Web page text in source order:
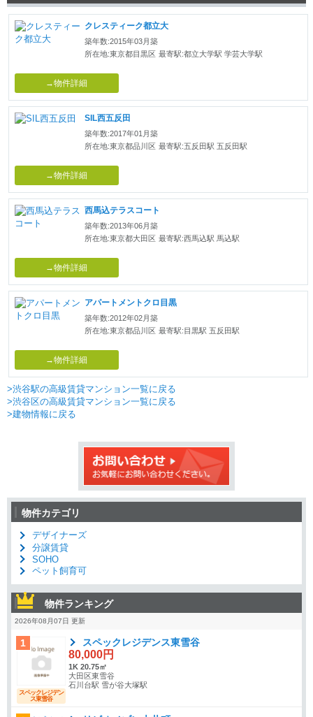
クレスティーク都立大
築年数:2015年03月築
所在地:東京都目黒区 最寄駅:都立大学駅 学芸大学駅
→物件詳細
SIL西五反田
築年数:2017年01月築
所在地:東京都品川区 最寄駅:五反田駅 五反田駅
→物件詳細
西馬込テラスコート
築年数:2013年06月築
所在地:東京都大田区 最寄駅:西馬込駅 馬込駅
→物件詳細
アパートメントクロ目黒
築年数:2012年02月築
所在地:東京都品川区 最寄駅:目黒駅 五反田駅
→物件詳細
>渋谷駅の高級賃貸マンション一覧に戻る
>渋谷区の高級賃貸マンション一覧に戻る
>建物情報に戻る
物件カテゴリ
デザイナーズ
分譲賃貸
SOHO
ペット飼育可
物件ランキング
2026年08月07日 更新
1
スペックレジデン
ス東雪谷
スペックレジデンス東雪谷
80,000円
1K 20.75㎡
大田区東雪谷
石川台駅 雪が谷大塚駅